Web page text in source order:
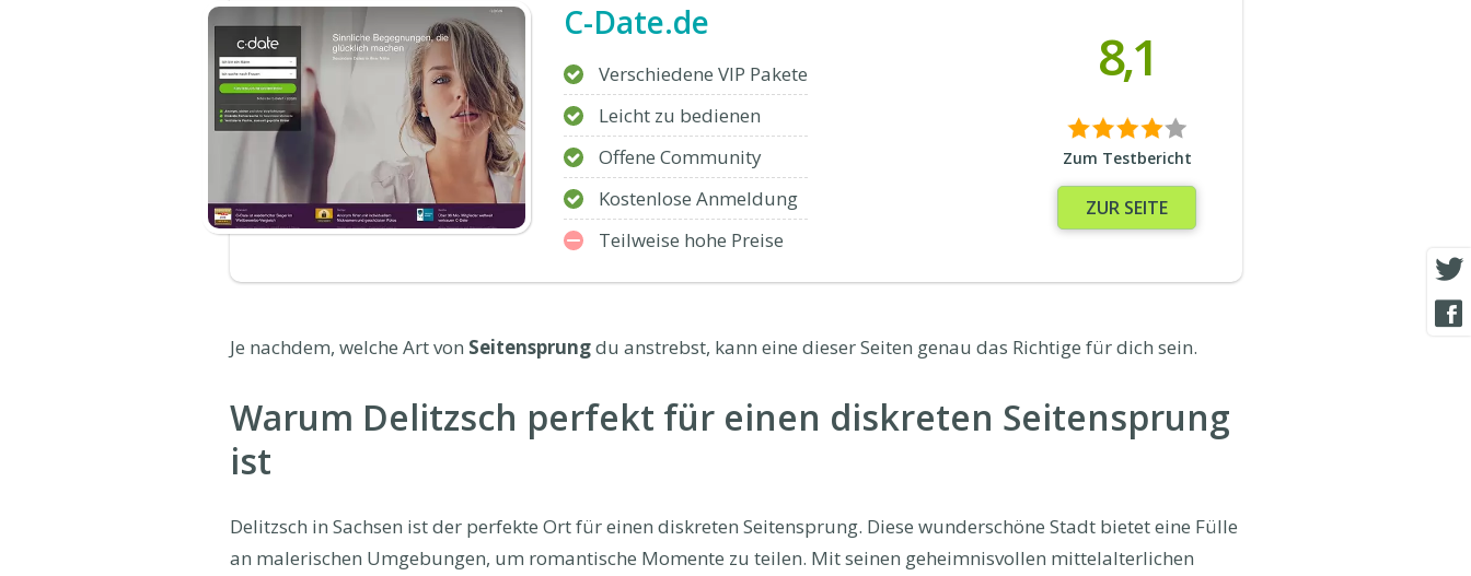
C-Date.de
Verschiedene VIP Pakete
Leicht zu bedienen
Offene Community
Kostenlose Anmeldung
Teilweise hohe Preise
8,1
Zum Testbericht
ZUR SEITE
Je nachdem, welche Art von Seitensprungdu anstrebst, kann eine dieser Seiten genau das Richtige für dich sein.
Warum Delitzsch perfekt für einen diskreten Seitensprung
ist
Delitzsch in Sachsen ist der perfekte Ort für einen diskreten Seitensprung. Diese wunderschöne Stadt bietet eine Fülle
an malerischen Umgebungen, um romantische Momente zu teilen. Mit seinen geheimnisvollen mittelalterlichen